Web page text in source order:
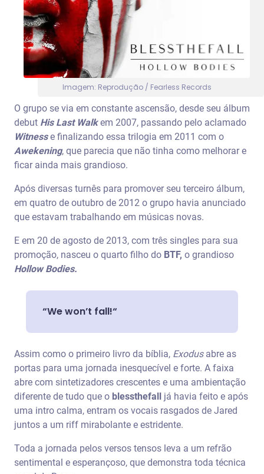
Imagem: Reprodução / Fearless Records
O grupo se via em constante ascensão, desde seu álbum
debut His Last Walkem 2007, passando pelo aclamado
Witnesse finalizando essa trilogia em 2011 com o
Awekening, que parecia que não tinha como melhorar e
ficar ainda mais grandioso.
Após diversas turnês para promover seu terceiro álbum,
em quatro de outubro de 2012 o grupo havia anunciado
que estavam trabalhando em músicas novas.
E em 20 de agosto de 2013, com três singles para sua
promoção, nasceu o quarto filho do BTF, o grandioso
Hollow Bodies.
“We won’t fall!“
Assim como o primeiro livro da bíblia, Exodus abre as
portas para uma jornada inesquecível e forte. A faixa
abre com sintetizadores crescentes e uma ambientação
diferente de tudo que o blessthefall já havia feito e após
uma intro calma, entram os vocais rasgados de Jared
juntos a um riff mirabolante e estridente.
Toda a jornada pelos versos tensos leva a um refrão
sentimental e esperançoso, que demonstra toda técnica